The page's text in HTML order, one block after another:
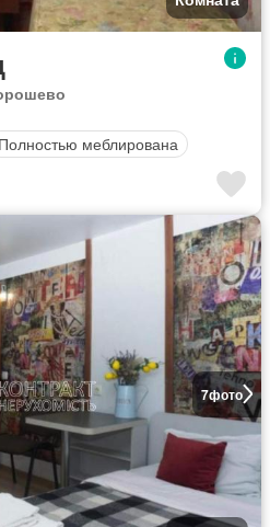
Полностью меблирована
7фото